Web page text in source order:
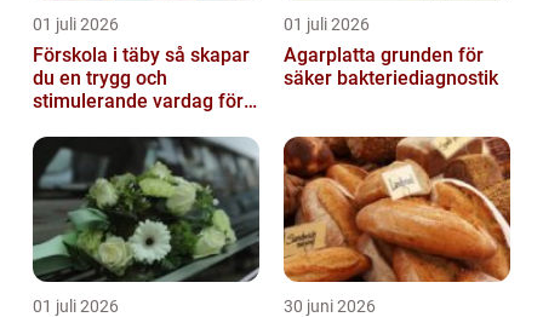
01 juli 2026
Förskola i täby så skapar
du en trygg och
stimulerande vardag för
01 juli 2026
Agarplatta grunden för
säker bakteriediagnostik
01 juli 2026 30 juni 2026